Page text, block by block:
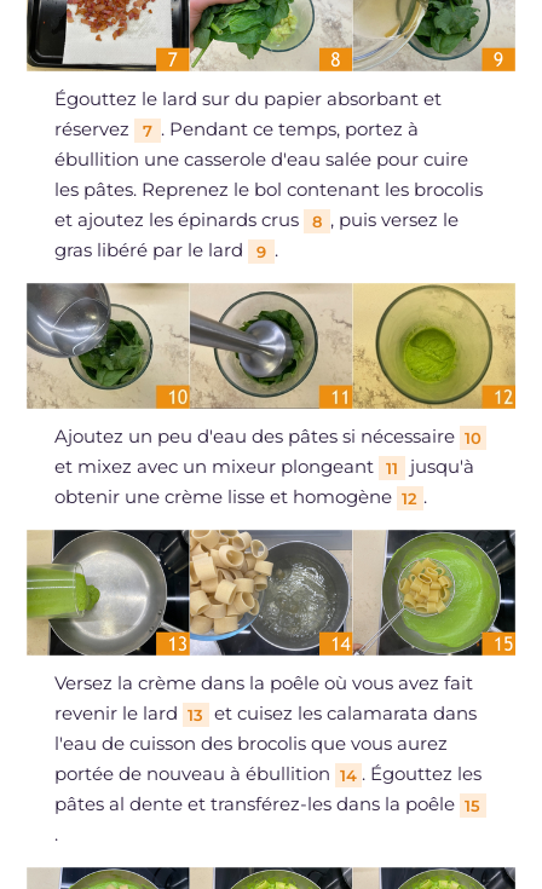
Égouttez le lard sur du papier absorbant et
réservez
7 . Pendant ce temps, portez à
ébullition une casserole d'eau salée pour cuire
les pâtes. Reprenez le bol contenant les brocolis
et ajoutez les épinards crus
8 , puis versez le
gras libéré par le lard
9 .
Ajoutez un peu d'eau des pâtes si nécessaire 10
et mixez avec un mixeur plongeant 11
jusqu'à
obtenir une crème lisse et homogène 12 .
Versez la crème dans la poêle où vous avez fait
revenir le lard 13
et cuisez les calamarata dans
l'eau de cuisson des brocolis que vous aurez
portée de nouveau à ébullition 14 . Égouttez les
pâtes al dente et transférez-les dans la poêle 15
.